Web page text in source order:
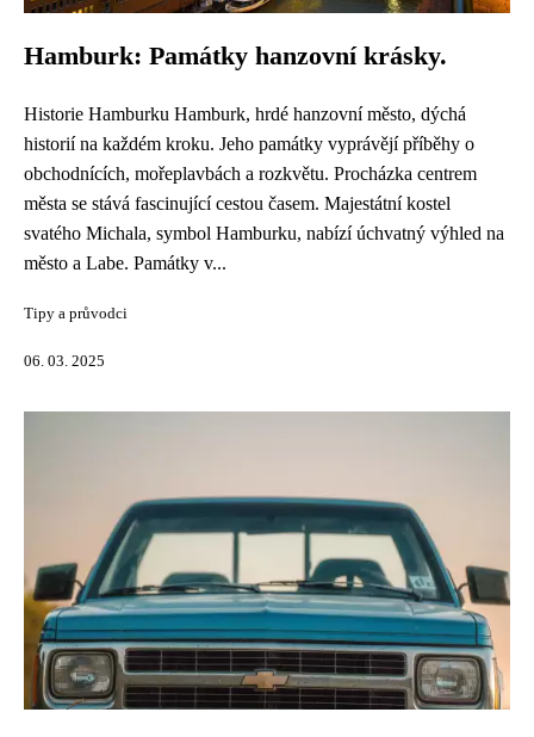
Hamburk: Památky hanzovní krásky.
Historie Hamburku Hamburk, hrdé hanzovní město, dýchá
historií na každém kroku. Jeho památky vyprávějí příběhy o
obchodnících, mořeplavbách a rozkvětu. Procházka centrem
města se stává fascinující cestou časem. Majestátní kostel
svatého Michala, symbol Hamburku, nabízí úchvatný výhled na
město a Labe. Památky v...
Tipy a průvodci
06. 03. 2025